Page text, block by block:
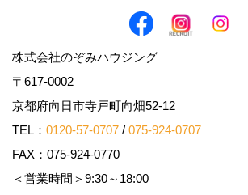
株式会社のぞみハウジング
〒617-0002
京都府向日市寺戸町向畑52-12
TEL： 0120-57-0707 / 075-924-0707
FAX：075-924-0770
＜営業時間＞9:30～18:00